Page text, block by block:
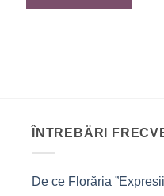
ÎNTREBÄRI
De ce Florăria